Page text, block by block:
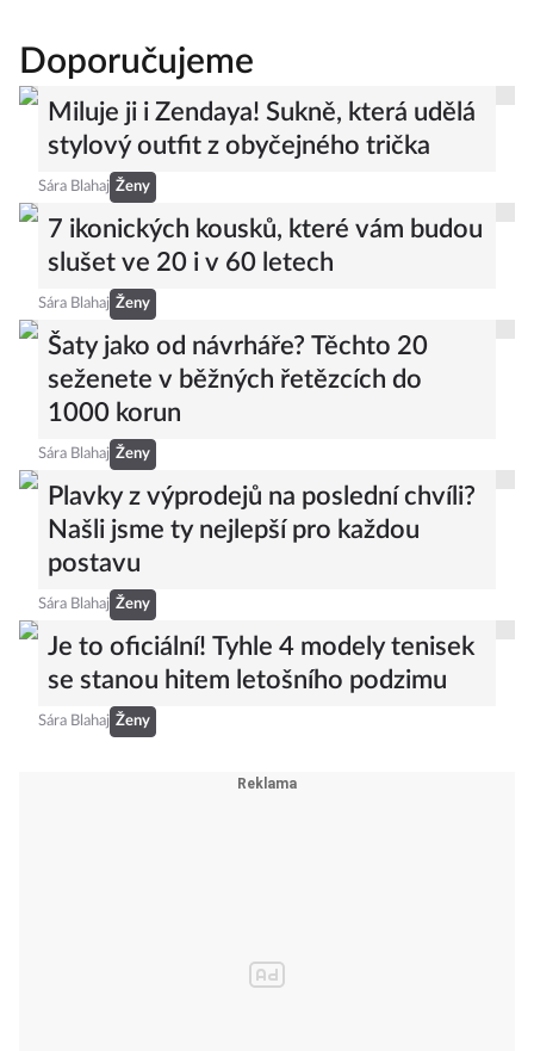
Doporučujeme
Miluje ji i Zendaya! Sukně, která udělá
stylový outfit z obyčejného trička
Ženy
7 ikonických kousků, které vám budou
Ženy
Šaty jako od návrháře? Těchto 20
seženete v běžných řetězcích do
Ženy
Plavky z výprodejů na poslední chvíli?
Našli jsme ty nejlepší pro každou
postavu
Ženy
Je to oficiální! Tyhle 4 modely tenisek
se stanou hitem letošního podzimu
Ženy